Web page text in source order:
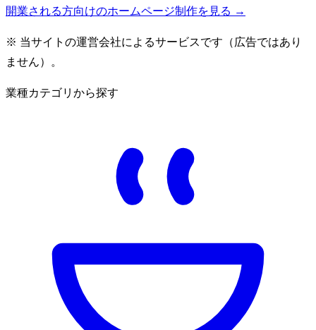
開業される方向けのホームページ制作を見る →
※ 当サイトの運営会社によるサービスです（広告ではあり
ません）。
業種カテゴリから探す